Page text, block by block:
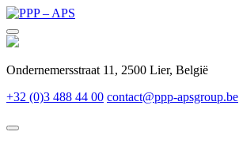
Ondernemersstraat 11, 2500 Lier, België
+32 (0)3 488 44 00 contact@ppp-apsgroup.be